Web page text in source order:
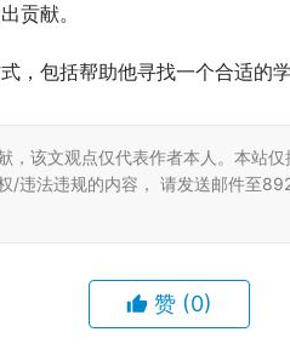
贡献。
，包括帮助他寻找一个合适的
，该文观点仅代表作者本人。本站
/违法违规的内容， 请发送邮件至
赞 (0)